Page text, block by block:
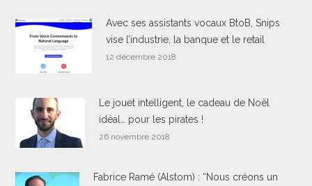
Avec ses assistants vocaux BtoB, Snips
vise l’industrie, la banque et le retail
12 décembre 2018
Le jouet intelligent, le cadeau de Noël
idéal… pour les pirates !
26 novembre 2018
Fabrice Ramé (Alstom) : “Nous créons un